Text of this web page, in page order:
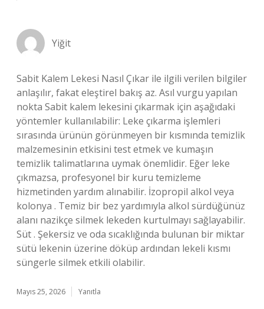
Yiğit
Sabit Kalem Lekesi Nasıl Çıkar ile ilgili verilen bilgiler
anlaşılır, fakat eleştirel bakış az. Asıl vurgu yapılan
nokta Sabit kalem lekesini çıkarmak için aşağıdaki
yöntemler kullanılabilir: Leke çıkarma işlemleri
sırasında ürünün görünmeyen bir kısmında temizlik
malzemesinin etkisini test etmek ve kumaşın
temizlik talimatlarına uymak önemlidir. Eğer leke
çıkmazsa, profesyonel bir kuru temizleme
hizmetinden yardım alınabilir. İzopropil alkol veya
kolonya . Temiz bir bez yardımıyla alkol sürdüğünüz
alanı nazikçe silmek lekeden kurtulmayı sağlayabilir.
Süt . Şekersiz ve oda sıcaklığında bulunan bir miktar
sütü lekenin üzerine döküp ardından lekeli kısmı
süngerle silmek etkili olabilir.
Mayıs 25, 2026 Yanıtla